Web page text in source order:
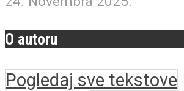
O autoru
Pogledaj sve tekstove